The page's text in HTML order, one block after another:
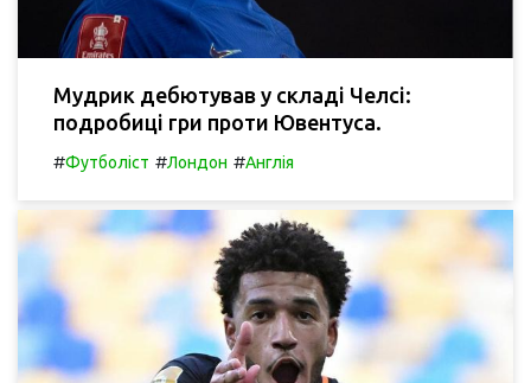
Мудрик дебютував у складі Челсі:
подробиці гри проти Ювентуса.
#Футболіст #Лондон #Англія